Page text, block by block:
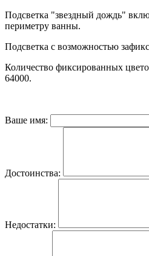
Подсветка "звездный дождь"
периметру ванны.
Подсветка с возможностью
Количество фиксированных
64000.
Ваше имя:
Достоинства:
Недостатки: